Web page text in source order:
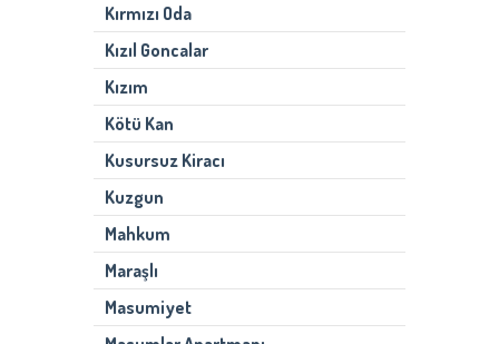
Kırmızı Oda
Kızıl Goncalar
Kızım
Kötü Kan
Kusursuz Kiracı
Kuzgun
Mahkum
Maraşlı
Masumiyet